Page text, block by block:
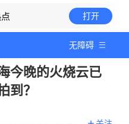
打开
无障碍
今晚的火烧云已
到？